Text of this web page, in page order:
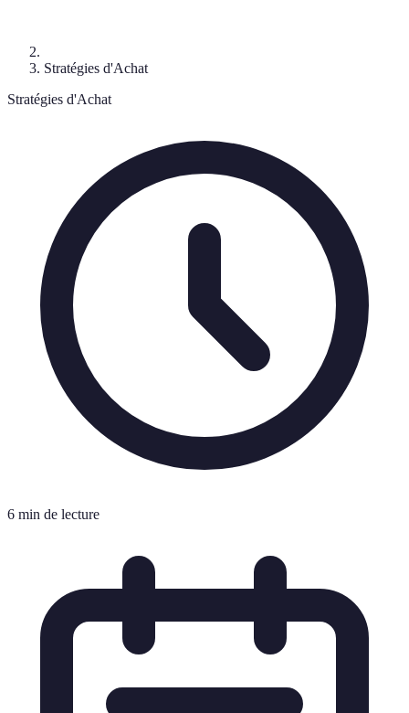
Stratégies d'Achat
Stratégies d'Achat
6 min de lecture